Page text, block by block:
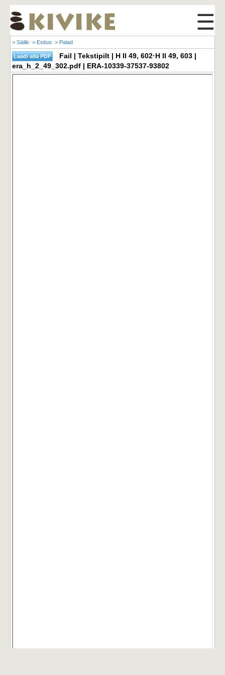
☰
> Säilik > Esitus > Palad
Fail | Tekstipilt | H II 49, 602·H II 49, 603 |
era_h_2_49_302.pdf | ERA-10339-37537-93802